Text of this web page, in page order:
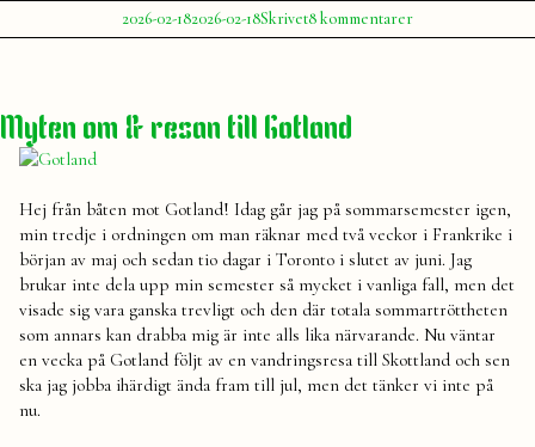
Publicerat
av
Julia
2026-02-182026-02-18Publicerat
i
SkrivetEtiketter:
meteorologi,
sjörapporten
skriva,
väderlekar
8 kommentarertill
Väderlekar
Myten om & resan till Gotland
Hej från båten mot Gotland! Idag går jag på sommarsemester igen,
min tredje i ordningen om man räknar med två veckor i Frankrike i
början av maj och sedan tio dagar i Toronto i slutet av juni. Jag
brukar inte dela upp min semester så mycket i vanliga fall, men det
visade sig vara ganska trevligt och den där totala sommartröttheten
som annars kan drabba mig är inte alls lika närvarande. Nu väntar
en vecka på Gotland följt av en vandringsresa till Skottland och sen
ska jag jobba ihärdigt ända fram till jul, men det tänker vi inte på
nu.